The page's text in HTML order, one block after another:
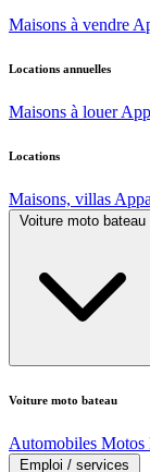
Maisons à vendre
Locations annuelles
Maisons à louer
Locations
Maisons, villas
Voiture moto bateau
Voiture moto bateau
Automobiles Motos
Emploi / services